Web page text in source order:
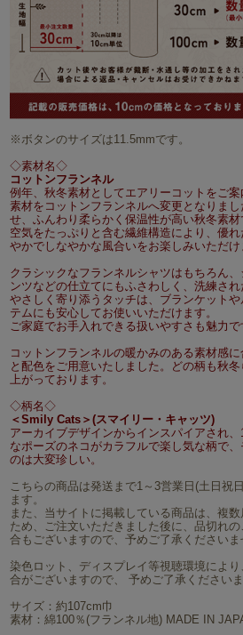
※ボタンのサイズは11.5mmです。
◇素材名◇
コットンフランネル
例年、秋冬素材としてエアリーコットをご
素材をコットンフランネルへ変更となりま
せ、ふんわり柔らかく保温性が高い秋冬素材
空気をたっぷりと含む繊維構造により、優
やかでしなやかな風合いをお楽しみいただけ
クラシックなフランネルシャツはもちろん
ンツなどの仕立てにもふさわしく、洗練さ
やさしく寄り添うタッチは、ブランケット
テムにも安心してお使いいただけます。
ご家庭でお手入れできる扱いやすさも魅力で
コットンフランネルの暖かみのある素材感
と配色をご用意いたしました。どの柄も秋
上がっております。
◇柄名◇
＜Smily Cats＞(スマイリー・キャッツ)
アーカイブデザインからインスパイアされ
なポーズのネコがカラフルで楽し気な柄で
のは大変珍しい。
こちらの商品は発送まで1～3営業日(土日祝
ます。
また、当サイトに掲載している商品は、複
ため、ご注文いただきました後に、品切れ
合もございますので、予めご了承くださいま
染色ロット、ディスプレイ等視聴環境によ
合がございますので、 予めご了承くださいま
サイズ：約107cm巾
素材：綿100％(フランネル地) MADE IN